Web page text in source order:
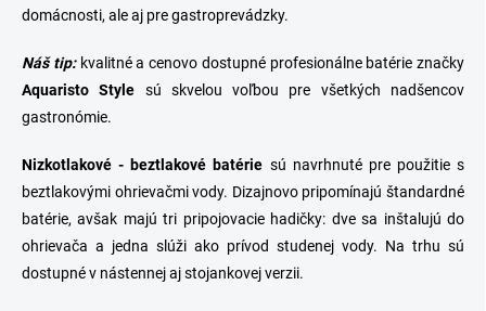
domácnosti, ale aj pre gastroprevádzky.
Náš tip:kvalitné a cenovo dostupné profesionálne batérie značky
Aquaristo Style sú skvelou voľbou pre všetkých nadšencov
gastronómie.
Nizkotlakové - beztlakové batérie sú navrhnuté pre použitie s
beztlakovými ohrievačmi vody. Dizajnovo pripomínajú štandardné
batérie, avšak majú tri pripojovacie hadičky: dve sa inštalujú do
ohrievača a jedna slúži ako prívod studenej vody. Na trhu sú
dostupné v nástennej aj stojankovej verzii.